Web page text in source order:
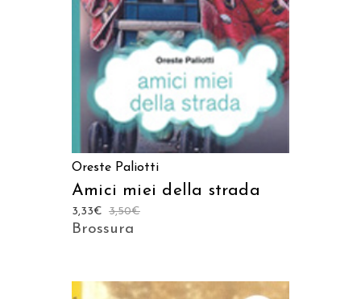
Oreste Paliotti
Amici miei della strada
3,50€
3,33€
Brossura